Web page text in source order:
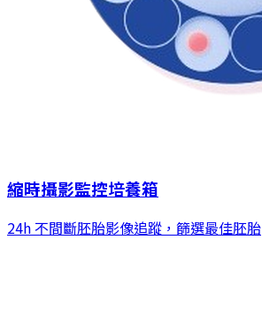
縮時攝影監控培養箱
24h 不間斷胚胎影像追蹤，篩選最佳胚胎